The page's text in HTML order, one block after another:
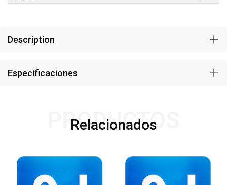
Description
Especificaciones
Relacionados
PRODUCTOS